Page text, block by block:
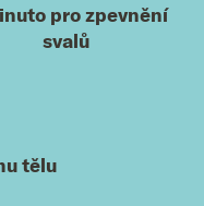
pro zpevnění
svalů
tělu